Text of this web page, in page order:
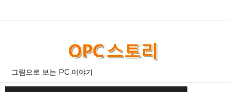
그림으로 보는 PC 이야기